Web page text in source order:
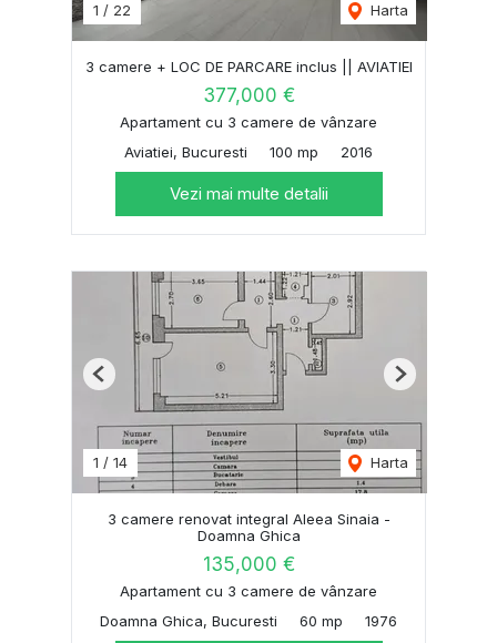
1 / 22 Harta
3 camere + LOC DE PARCARE inclus || AVIATIEI
377,000 €
Apartament cu 3 camere de vânzare
Aviatiei, Bucuresti
100 mp 2016
Vezi mai multe detalii
1 / 14 Harta
Previous Next
3 camere renovat integral Aleea Sinaia -
Doamna Ghica
135,000 €
Apartament cu 3 camere de vânzare
Doamna Ghica, Bucuresti
60 mp 1976